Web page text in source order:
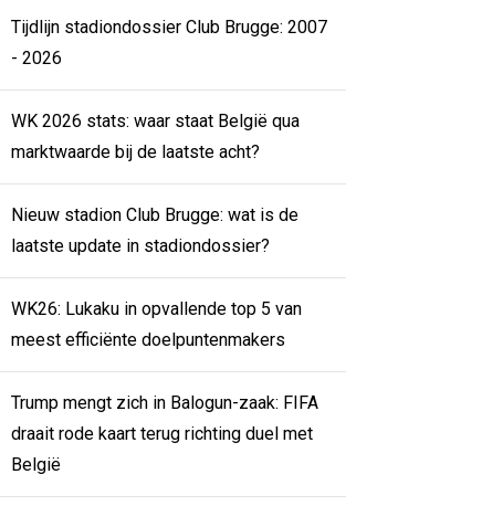
Tijdlijn stadiondossier Club Brugge: 2007
- 2026
WK 2026 stats: waar staat België qua
marktwaarde bij de laatste acht?
Nieuw stadion Club Brugge: wat is de
laatste update in stadiondossier?
WK26: Lukaku in opvallende top 5 van
meest efficiënte doelpuntenmakers
Trump mengt zich in Balogun-zaak: FIFA
draait rode kaart terug richting duel met
België